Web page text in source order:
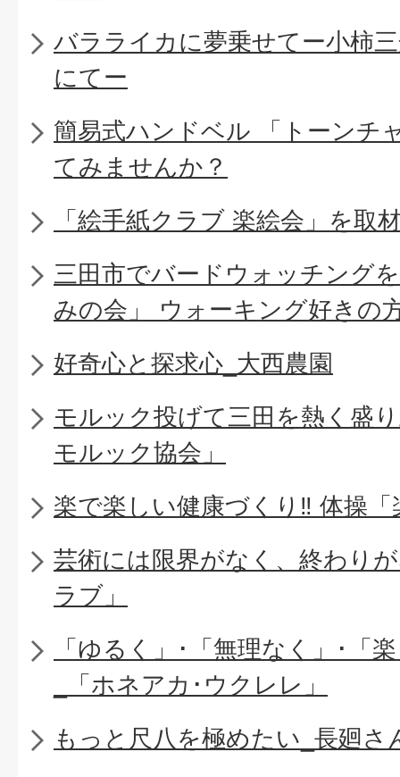
バラライカに夢乗せてー小柿
にてー
簡易式ハンドベル 「トーンチ
てみませんか？
「絵手紙クラブ 楽絵会」を取
三田市でバードウォッチング
みの会」 ウォーキング好きの
好奇心と探求心_大西農園
モルック投げて三田を熱く盛
モルック協会」
楽で楽しい健康づくり‼ 体操
芸術には限界がなく、終わり
ラブ」
「ゆるく」･「無理なく」･「
_「ホネアカ･ウクレレ」
もっと尺八を極めたい_長廻さ